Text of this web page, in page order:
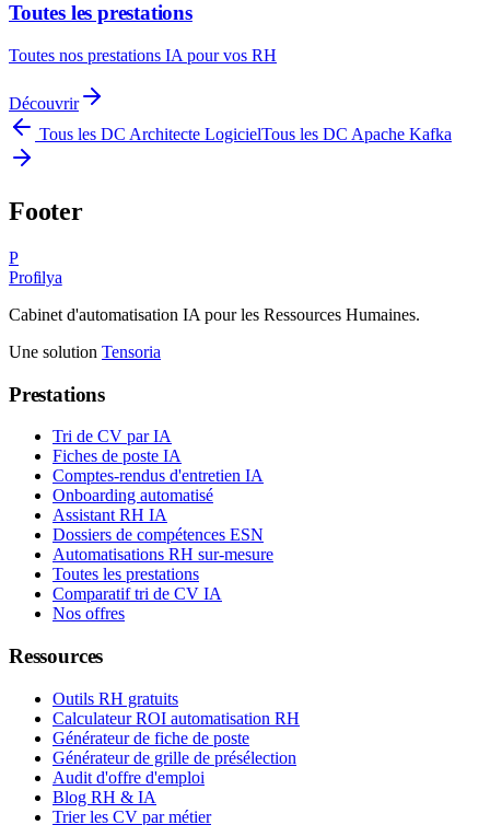
Toutes les prestations
Toutes nos prestations IA pour vos RH
Découvrir
Tous les DC Architecte LogicielTous les DC Apache Kafka
Footer
P
Profilya
Cabinet d'automatisation IA pour les Ressources Humaines.
Une solution Tensoria
Prestations
Tri de CV par IA
Fiches de poste IA
Comptes-rendus d'entretien IA
Onboarding automatisé
Assistant RH IA
Dossiers de compétences ESN
Automatisations RH sur-mesure
Toutes les prestations
Comparatif tri de CV IA
Nos offres
Ressources
Outils RH gratuits
Calculateur ROI automatisation RH
Générateur de fiche de poste
Générateur de grille de présélection
Audit d'offre d'emploi
Blog RH & IA
Trier les CV par métier